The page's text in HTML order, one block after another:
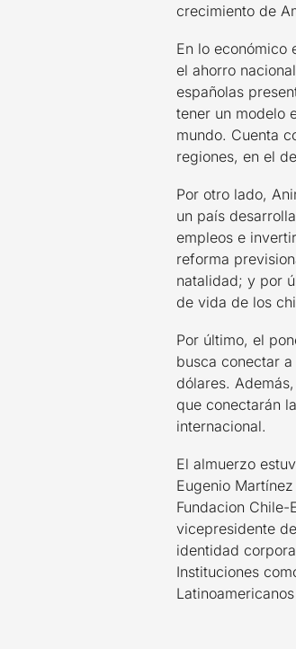
crecimiento de
En lo económico
el ahorro
españolas
tener un modelo
mundo. Cuenta
regiones, en el
Por otro lado,
un país
empleos e
reforma
natalidad; y por
de vida de los
Por último, el
busca conectar
dólares.
que conectarán
internacional.
El almuerzo
Eugenio
Fundacion
vicepresidente
identidad
Instituciones